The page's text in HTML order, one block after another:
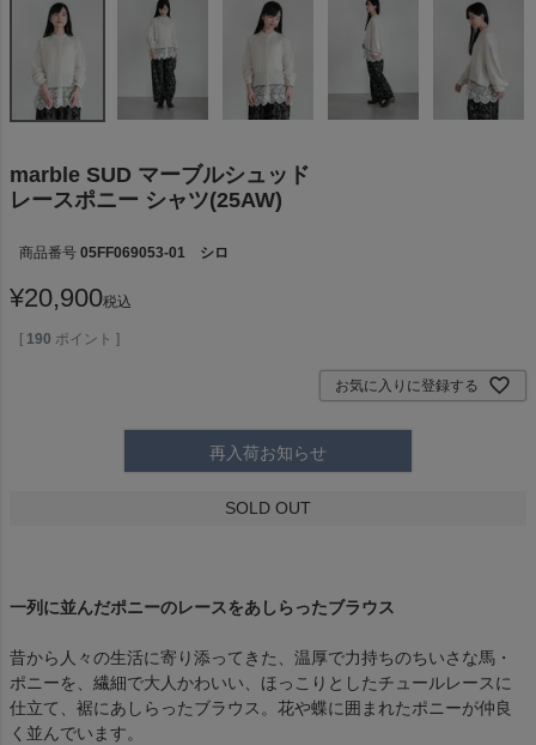
marble SUD マーブルシュッド
レースポニー シャツ(25AW)
商品番号 05FF069053-01 シロ
¥20,900税込
[ 190 ポイント ]
お気に入りに登録する
再入荷お知らせ
SOLD OUT
一列に並んだポニーのレースをあしらったブラウス
昔から人々の生活に寄り添ってきた、温厚で力持ちのちいさな馬・
ポニーを、繊細で大人かわいい、ほっこりとしたチュールレースに
仕立て、裾にあしらったブラウス。花や蝶に囲まれたポニーが仲良
く並んでいます。